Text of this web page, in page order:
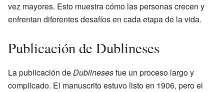
vez mayores. Esto muestra cómo las personas crecen y
enfrentan diferentes desafíos en cada etapa de la vida.
Publicación de Dublineses
La publicación deDublinesesfue un proceso largo y
complicado. El manuscrito estuvo listo en 1906, pero el